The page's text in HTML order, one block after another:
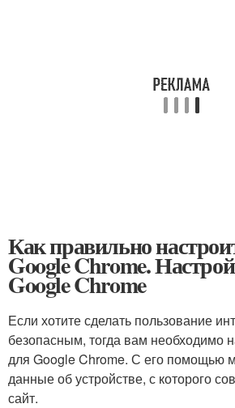
Как правильно
Google Chrome.
Google Chrome
Если хотите сделать пользование
безопасным, тогда вам необходимо
для Google Chrome. С его помощью
данные об устройстве, с которого
сайт.